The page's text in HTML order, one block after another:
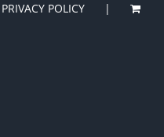
PRIVACY POLICY